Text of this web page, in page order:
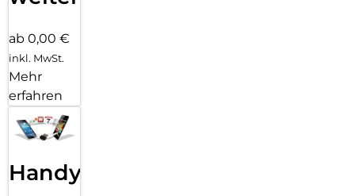
ab 0,00 €
inkl. MwSt.
Mehr
erfahren
Handy